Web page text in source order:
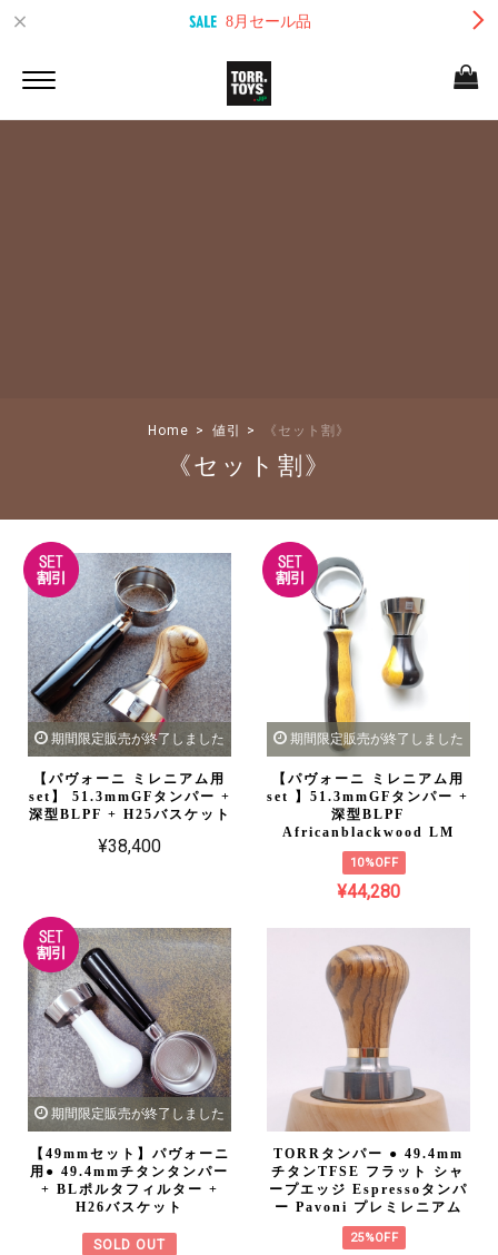
8月セール品
Home 値引 《セット割》
《セット割》
期間限定販売が終了しました
【パヴォーニ ミレニアム用
set】 51.3mmGFタンパー +
深型BLPF + H25バスケット
¥38,400
期間限定販売が終了しました
【パヴォーニ ミレニアム用
set 】51.3mmGFタンパー +
深型BLPF
Africanblackwood LM
10%OFF
¥44,280
期間限定販売が終了しました
【49mmセット】パヴォーニ
用● 49.4mmチタンタンパー
+ BLポルタフィルター +
H26バスケット
SOLD OUT
TORRタンパー ● 49.4mm
チタンTFSE フラット シャ
ープエッジ Espressoタンパ
ー Pavoni プレミレニアム
25%OFF